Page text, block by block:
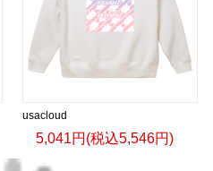
usacloud
5,041円(税込5,546円)